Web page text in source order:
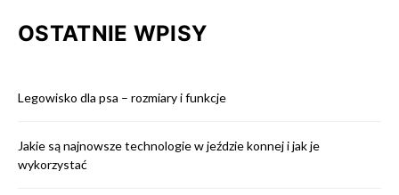
OSTATNIE WPISY
Legowisko dla psa – rozmiary i funkcje
Jakie są najnowsze technologie w jeździe konnej i jak je
wykorzystać